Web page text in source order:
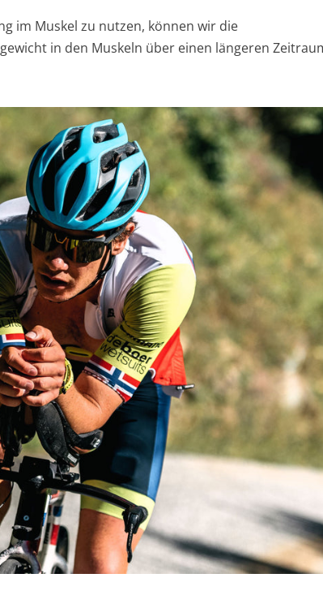
im Muskel zu nutzen, können wir die
in den Muskeln über einen längeren